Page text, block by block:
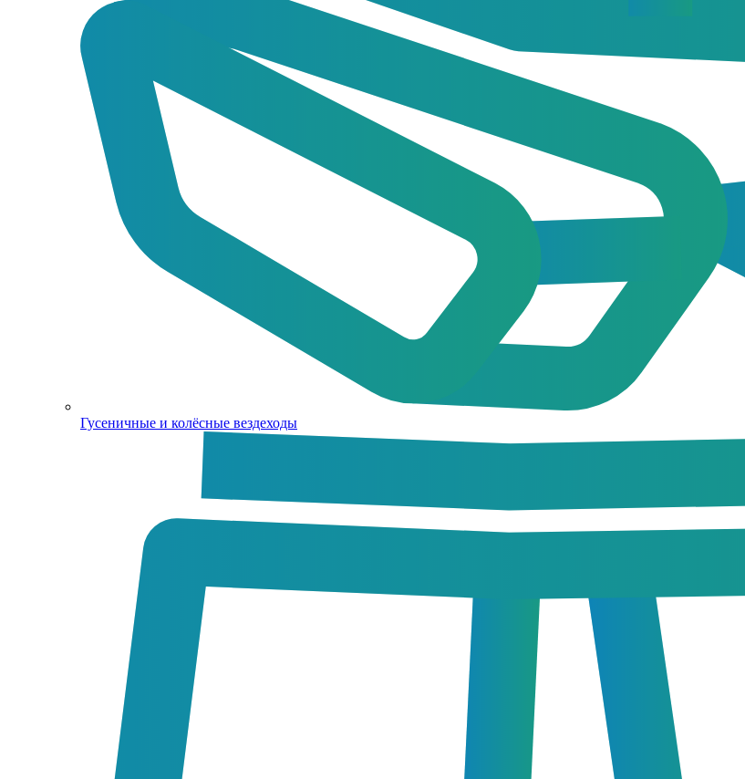
Гусеничные и колёсные вездеходы